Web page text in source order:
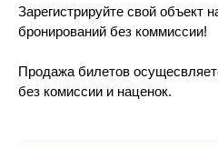
Зарегистрируйте свой объект
бронирований без коммиссии!
Продажа билетов
без комиссии и наценок.